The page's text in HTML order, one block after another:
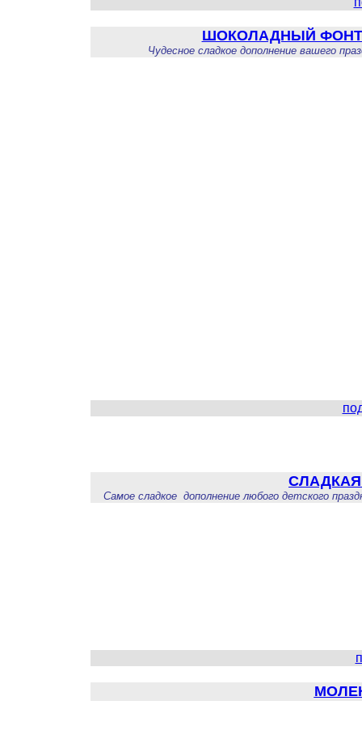
ШОКОЛАДНЫЙ
Чудесное сладкое дополнение вашего
Самое сладкое дополнение любого детского